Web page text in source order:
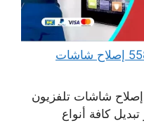
فني تصليح تلفزيونات 55880595 إصلاح شاشات
شاشات تلفزيون
كافة أنواع